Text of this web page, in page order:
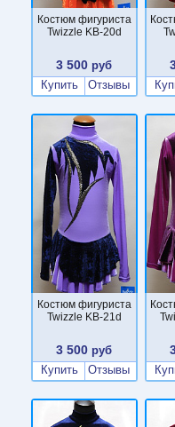
Костюм фигуриста
Twizzle KB-20d
3 500 руб
Купить
Отзывы
Костюм фигуриста
Twizzle KB-21d
3 500 руб
Купить
Отзывы